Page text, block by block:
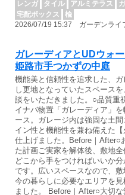
レンガ
タイル アルミテラス
宅配ボックス
楡
2026/07/19 15:37 ガーデンライ
ガレーディアとUDウォ
姫路市手つかずの中庭
機能美と信頼性を追求した、
し更地となっていたスペース
談をいただきました。○品質重
イナバ物置「ガレーディア」
ース。ガレージ内は強固な土
イン性と機能性を兼ね備えた
仕上げました。Before｜After○
た計画ご実家を解体後、敷地
どこから手をつければいいか
です。広いスペースなので、
今の暮らしに必要なエリアを
ました。 Before｜After○大切